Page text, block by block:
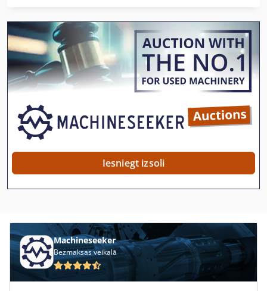
Ahlmann As 90
Ahlmann Az 14
Ahlmann Az 150
Almi Al 33
Alzmetall Ax 2/S
Alzmetall Ax 3/S
Ammann Av 12
Ammann Av 20
Ammann Av 23
Iesniegt izsoli
Machineseeker
Bezmaksas veikalā